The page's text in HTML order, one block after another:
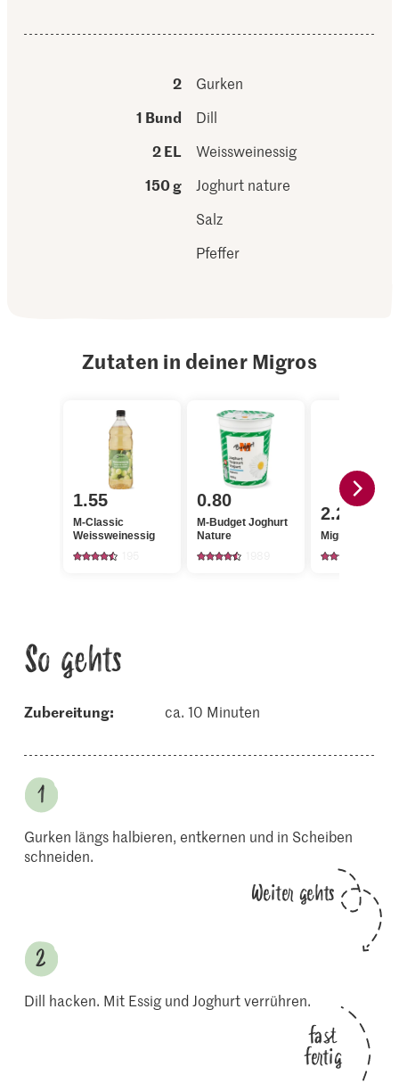
2
Gurken
1 Bund
Dill
2 EL
Weissweinessig
150 g
Joghurt nature
Salz
Pfeffer
Zutaten in deiner Migros
1.55
M-Classic
Weissweinessig
0.80
M-Budget Joghurt
Nature
2.20
Migros Dill
So gehts
Zubereitung: ca. 10 Minuten
Gurken längs halbieren, entkernen und in Scheiben
schneiden.
Weiter gehts
Dill hacken. Mit Essig und Joghurt verrühren.
fast
fertig